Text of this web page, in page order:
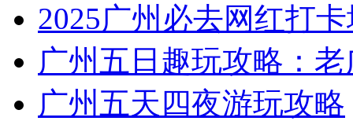
2025广州必去网红打
广州五日趣玩攻略：
广州五天四夜游玩攻略